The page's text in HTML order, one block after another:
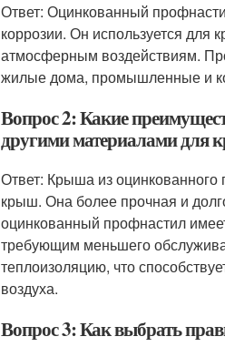
Ответ: Оцинкованный
коррозии. Он используется для
атмосферным воздействиям.
жилые дома, промышленные и
Вопрос 2: Какие
другими материалами для
Ответ: Крыша из
крыш. Она более прочная и
оцинкованный профнастил
требующим меньшего
теплоизоляцию, что
воздуха.
Вопрос 3: Как выбрать